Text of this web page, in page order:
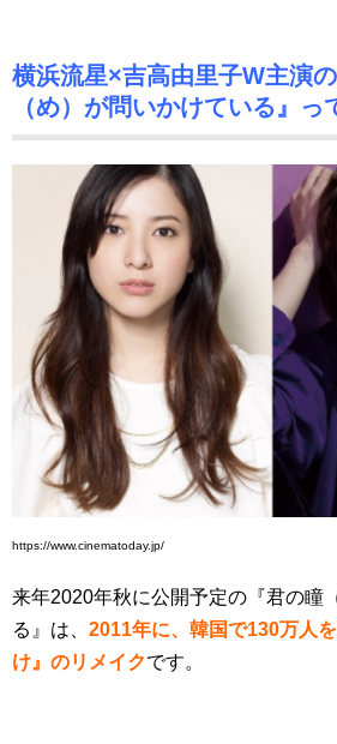
横浜流星×吉高由里子W主演
（め）が問いかけている』っ
https://www.cinematoday.jp/
来年2020年秋に公開予定の『君の瞳
る』は、 2011年に、韓国で130万人
け』のリメイクです。